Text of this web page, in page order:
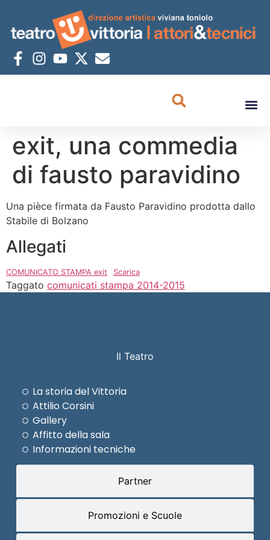
exit, una commedia
di fausto paravidino
Una pièce firmata da Fausto Paravidino prodotta dallo
Stabile di Bolzano
Allegati
COMUNICATO STAMPA exit Scarica
Taggato comunicati stampa 2014-2015
Il Teatro
Partner
Promozioni e Scuole
La storia del Vittoria
Attilio Corsini
Gallery
Affitto della sala
Informazioni tecniche